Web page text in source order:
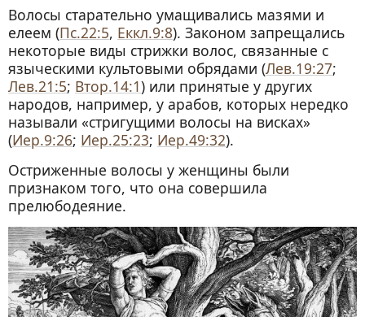
Волосы старательно умащивались мазями и
елеем (Пс.22:5, Еккл.9:8). Законом запрещались
некоторые виды стрижки волос, связанные с
языческими культовыми обрядами (Лев.19:27;
Лев.21:5; Втор.14:1) или принятые у других
народов, например, у арабов, которых нередко
называли «стригущими волосы на висках»
(Иер.9:26; Иер.25:23; Иер.49:32).
Остриженные волосы у женщины были
признаком того, что она совершила
прелюбодеяние.